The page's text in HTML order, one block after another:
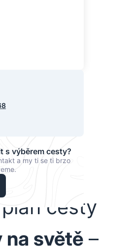
s výběrem cesty?
a my ti se ti brzo
cesty
na světě –